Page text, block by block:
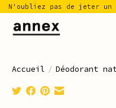
N'oubliez pas de jeter un
Accueil / Déodorant